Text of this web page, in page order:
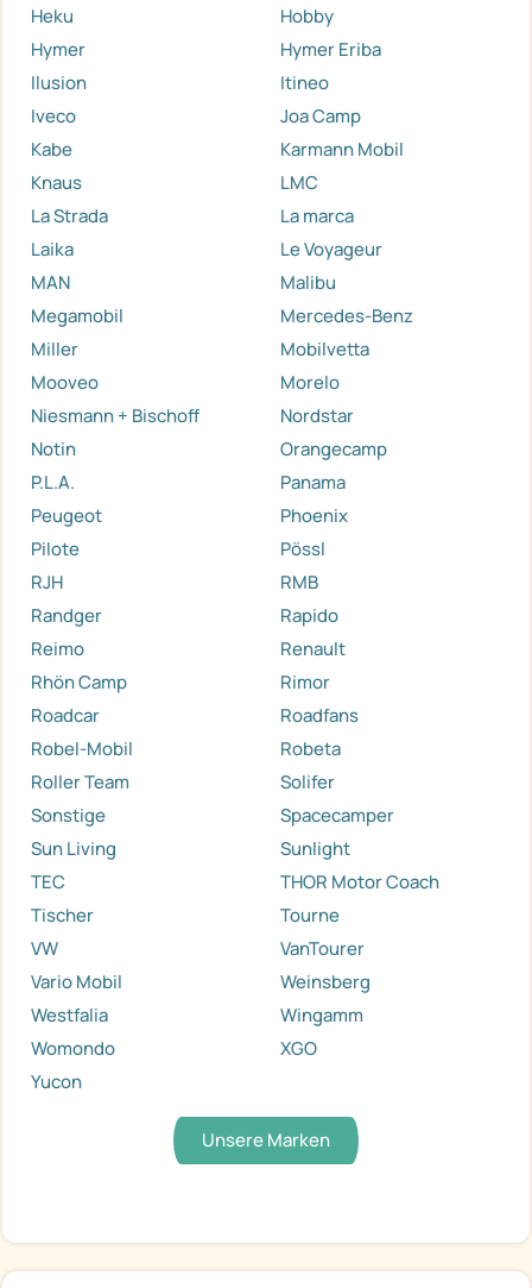
Heku
Hobby
Hymer
Hymer Eriba
Ilusion
Itineo
Iveco
Joa Camp
Kabe
Karmann Mobil
Knaus
LMC
La Strada
La marca
Laika
Le Voyageur
MAN
Malibu
Megamobil
Mercedes-Benz
Miller
Mobilvetta
Mooveo
Morelo
Niesmann + Bischoff
Nordstar
Notin
Orangecamp
P.L.A.
Panama
Peugeot
Phoenix
Pilote
Pössl
RJH
RMB
Randger
Rapido
Reimo
Renault
Rhön Camp
Rimor
Roadcar
Roadfans
Robel-Mobil
Robeta
Roller Team
Solifer
Sonstige
Spacecamper
Sun Living
Sunlight
TEC
THOR Motor Coach
Tischer
Tourne
VW
VanTourer
Vario Mobil
Weinsberg
Westfalia
Wingamm
Womondo
XGO
Yucon
Unsere Marken